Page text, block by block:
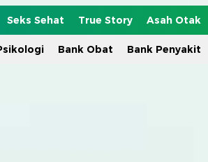
Seks Sehat True Story Asah Otak
Bank Obat Bank Penyakit